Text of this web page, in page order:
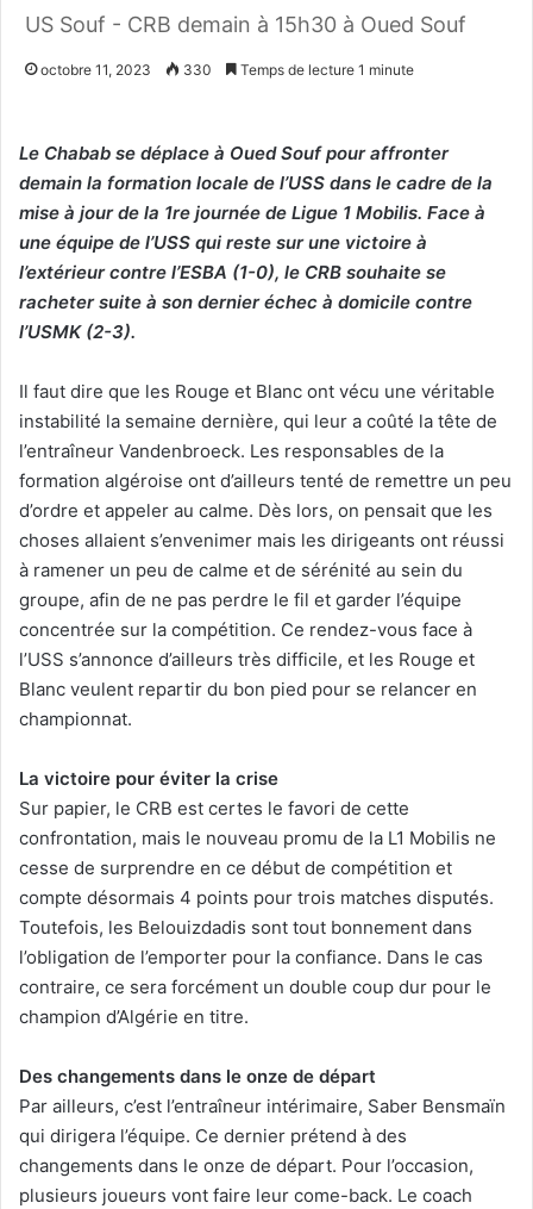
US Souf - CRB demain à 15h30 à Oued Souf
octobre 11, 2023 330 Temps de lecture 1 minute
Le Chabab se déplace à Oued Souf pour affronter
demain la formation locale de l’USS dans le cadre de la
mise à jour de la 1re journée de Ligue 1 Mobilis. Face à
une équipe de l’USS qui reste sur une victoire à
l’extérieur contre l’ESBA (1-0), le CRB souhaite se
racheter suite à son dernier échec à domicile contre
l’USMK (2-3).
Il faut dire que les Rouge et Blanc ont vécu une véritable
instabilité la semaine dernière, qui leur a coûté la tête de
l’entraîneur Vandenbroeck. Les responsables de la
formation algéroise ont d’ailleurs tenté de remettre un peu
d’ordre et appeler au calme. Dès lors, on pensait que les
choses allaient s’envenimer mais les dirigeants ont réussi
à ramener un peu de calme et de sérénité au sein du
groupe, afin de ne pas perdre le fil et garder l’équipe
concentrée sur la compétition. Ce rendez-vous face à
l’USS s’annonce d’ailleurs très difficile, et les Rouge et
Blanc veulent repartir du bon pied pour se relancer en
championnat.
La victoire pour éviter la crise
Sur papier, le CRB est certes le favori de cette
confrontation, mais le nouveau promu de la L1 Mobilis ne
cesse de surprendre en ce début de compétition et
compte désormais 4 points pour trois matches disputés.
Toutefois, les Belouizdadis sont tout bonnement dans
l’obligation de l’emporter pour la confiance. Dans le cas
contraire, ce sera forcément un double coup dur pour le
champion d’Algérie en titre.
Des changements dans le onze de départ
Par ailleurs, c’est l’entraîneur intérimaire, Saber Bensmaïn
qui dirigera l’équipe. Ce dernier prétend à des
changements dans le onze de départ. Pour l’occasion,
plusieurs joueurs vont faire leur come-back. Le coach